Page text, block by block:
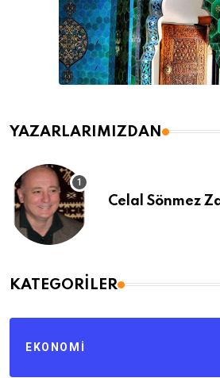
YAZARLARIMIZDAN
Celal Sönmez
KATEGORILER
EKONOMI